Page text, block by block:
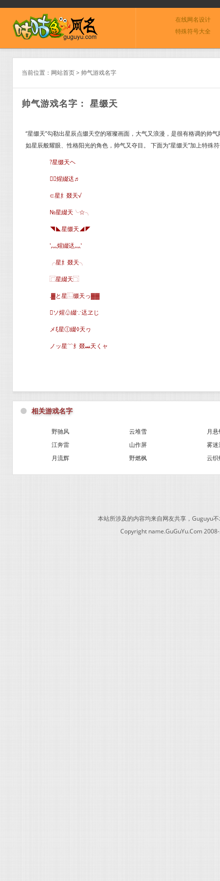
在线网名设计
特殊符号大全
当前位置： 网站首页> 帅气游戏名字
帅气游戏名字： 星缀天
“星缀天”勾勒出星辰点缀天空的璀璨画面，大气又浪漫，是很有格调的帅
如星辰般耀眼、性格阳光的角色，帅气又夺目。 下面为“星缀天”加上特殊
?星缀天ヘ
╭煋綴迗♬
∈星纟叕天√
№星綴天╰☆╮
◥◣星缀天◢◤
′灬煋綴迗灬′
╭星纟叕天╮
⿸星綴天⿹
.▓と星⿺缀天っ▓▓
ソ煋♧綴∵迗ヱじ
メξ星ⓛ綴◊天ヮ
ノッ星﹌纟叕ﺴ天くャ
⚫ 相关游戏名字
野驰风 云堆雪
月
江奔雷
山作屏
雾迷
月流辉
野燃枫 云织
本站所涉及的内容均来自网友共享，Guguyu
Copyright name.GuGuYu.Com